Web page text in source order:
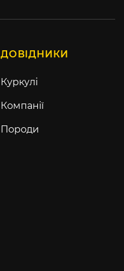
ДОВІДНИКИ
Куркулі
Компанії
Породи